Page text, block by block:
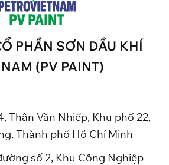
PHẦN SƠN DẦU KHÍ
(PV PAINT)
Thân Văn Nhiếp, Khu phố 22,
Thành phố Hồ Chí Minh
số 2, Khu Công Nghiệp